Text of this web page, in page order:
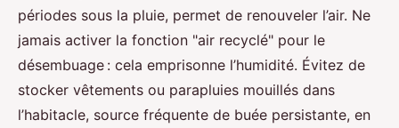
périodes sous la pluie, permet de renouveler l’air. Ne
jamais activer la fonction "air recyclé" pour le
désembuage : cela emprisonne l’humidité. Évitez de
stocker vêtements ou parapluies mouillés dans
l’habitacle, source fréquente de buée persistante, en